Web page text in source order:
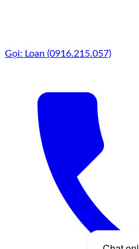
Gọi: Loan (0916.215.057)